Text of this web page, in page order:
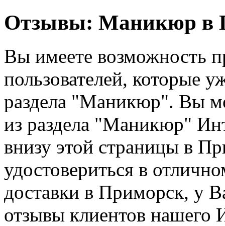
Отзывы: Маникюр в
Вы имеете возможность
пользователей, которые
раздела "Маникюр". Вы
из раздела "Маникюр"
внизу этой страницы в
удостовериться в
доставки в Приморск, у
отзывы клиентов нашего